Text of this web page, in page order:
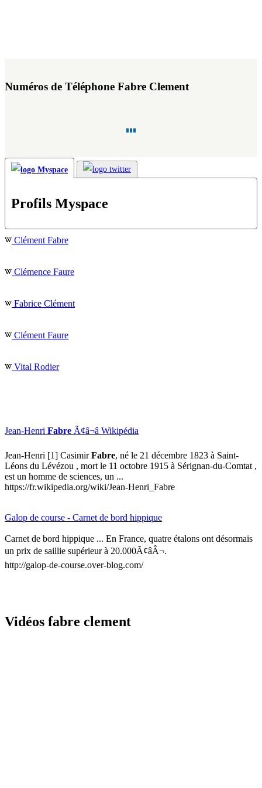
Numéros de Téléphone Fabre Clement
Profils Myspace
Clément Fabre
Clémence Faure
Fabrice Clément
Clément Faure
Vital Rodier
Jean-Henri Fabre Ã¢â¬â Wikipédia
Jean-Henri [1] CasimirFabre, né le 21 décembre 1823 à Saint-
Léons du Lévézou , mort le 11 octobre 1915 à Sérignan-du-Comtat ,
est un homme de sciences, un ...
https://fr.wikipedia.org/wiki/Jean-Henri_Fabre
Galop de course - Carnet de bord hippique
Carnet de bord hippique ... En France, quatre étalons ont désormais
un prix de saillie supérieur à 20.000Ã¢âÂ¬.
http://galop-de-course.over-blog.com/
Vidéos fabre clement